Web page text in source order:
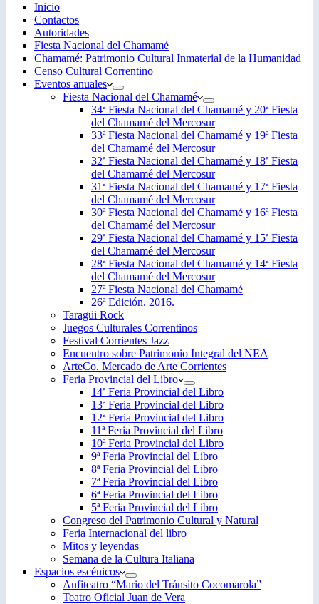
Inicio
Contactos
Autoridades
Fiesta Nacional del Chamamé
Chamamé: Patrimonio Cultural Inmaterial de la Humanidad
Censo Cultural Correntino
Eventos anuales
Fiesta Nacional del Chamamé
34ª Fiesta Nacional del Chamamé y 20ª Fiesta
del Chamamé del Mercosur
33ª Fiesta Nacional del Chamamé y 19ª Fiesta
del Chamamé del Mercosur
32ª Fiesta Nacional del Chamamé y 18ª Fiesta
del Chamamé del Mercosur
31ª Fiesta Nacional del Chamamé y 17ª Fiesta
del Chamamé del Mercosur
30ª Fiesta Nacional del Chamamé y 16ª Fiesta
del Chamamé del Mercosur
29ª Fiesta Nacional del Chamamé y 15ª Fiesta
del Chamamé del Mercosur
28ª Fiesta Nacional del Chamamé y 14ª Fiesta
del Chamamé del Mercosur
27ª Fiesta Nacional del Chamamé
26ª Edición. 2016.
Taragüi Rock
Juegos Culturales Correntinos
Festival Corrientes Jazz
Encuentro sobre Patrimonio Integral del NEA
ArteCo. Mercado de Arte Corrientes
Feria Provincial del Libro
14ª Feria Provincial del Libro
13ª Feria Provincial del Libro
12ª Feria Provincial del Libro
11ª Feria Provincial del Libro
10ª Feria Provincial del Libro
9ª Feria Provincial del Libro
8ª Feria Provincial del Libro
7ª Feria Provincial del Libro
6ª Feria Provincial del Libro
5ª Feria Provincial del Libro
Congreso del Patrimonio Cultural y Natural
Feria Internacional del libro
Mitos y leyendas
Semana de la Cultura Italiana
Espacios escénicos
Anfiteatro “Mario del Tránsito Cocomarola”
Teatro Oficial Juan de Vera